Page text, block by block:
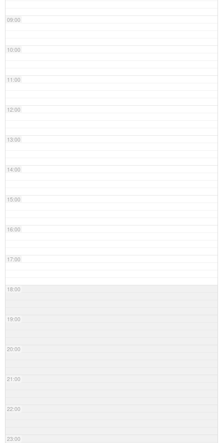
09:00
10:00
11:00
12:00
13:00
14:00
15:00
16:00
17:00
18:00
19:00
20:00
21:00
22:00
23:00